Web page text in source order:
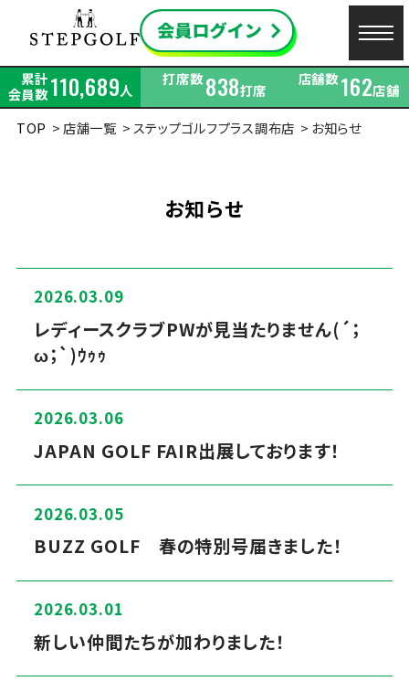
累計
会員数110,689人
打席数838打席
店舗数162店舗
TOP
店舗一覧 ステップゴルフプラス調布店 お知らせ
お知らせ
2026.03.09
レディースクラブPWが見当たりません(´；
ω；`)ｳｩｩ
2026.03.06
JAPAN GOLF FAIR出展しております！
2026.03.05
BUZZ GOLF 春の特別号届きました！
2026.03.01
新しい仲間たちが加わりました！